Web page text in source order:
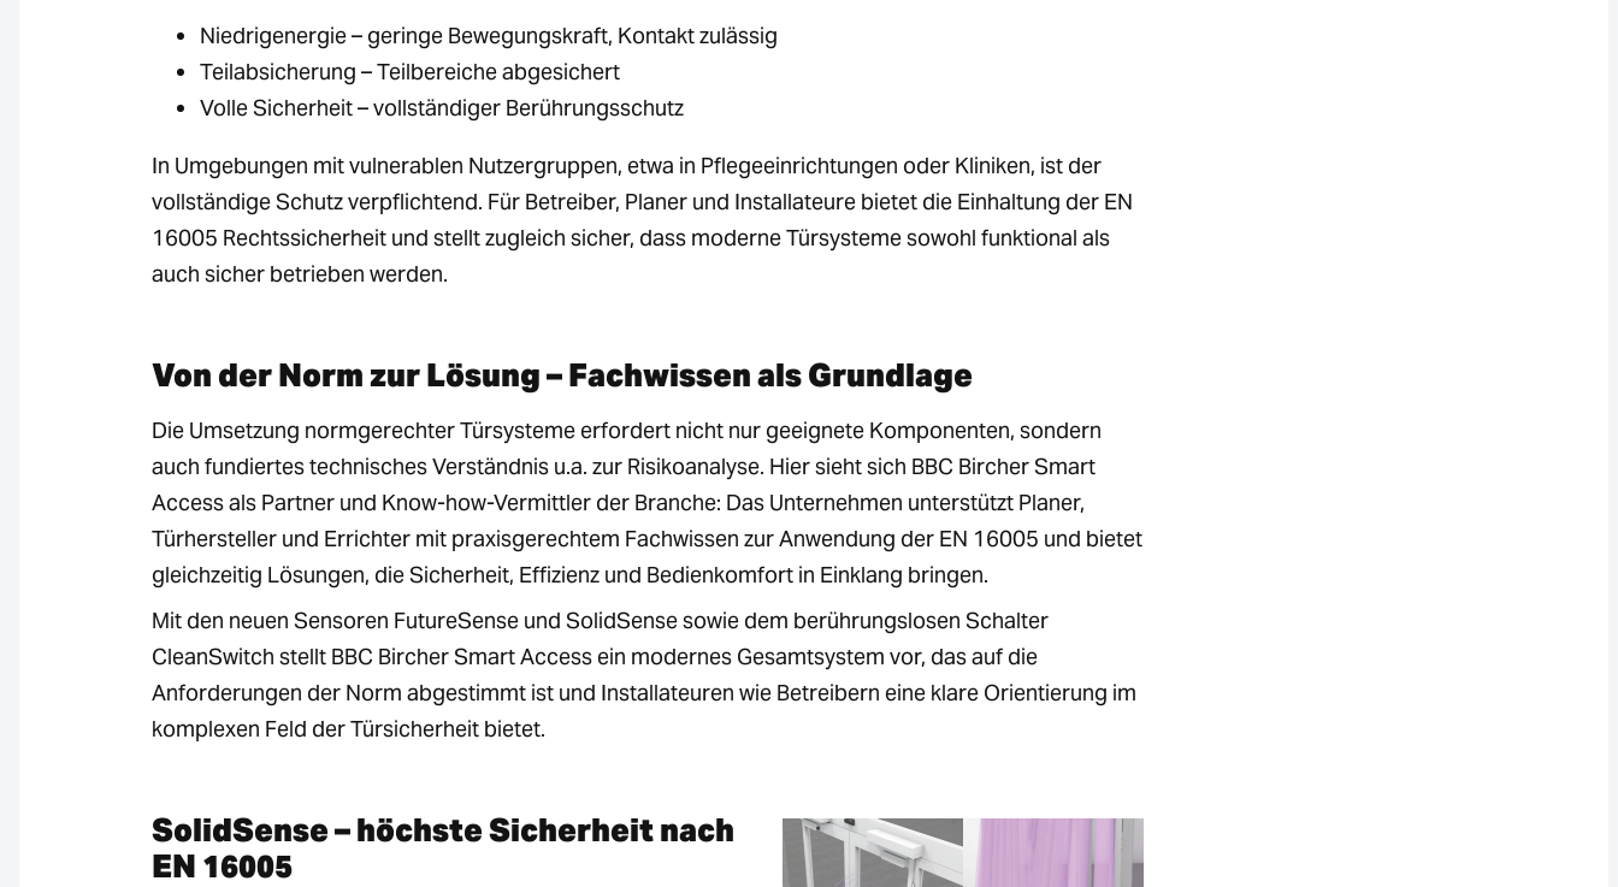
Niedrigenergie – geringe Bewegungskraft, Kontakt zulässig
Teilabsicherung – Teilbereiche abgesichert
Volle Sicherheit – vollständiger Berührungsschutz
In Umgebungen mit vulnerablen Nutzergruppen, etwa in Pflegeeinrichtungen oder Kliniken, ist der
vollständige Schutz verpflichtend. Für Betreiber, Planer und Installateure bietet die Einhaltung der EN
16005 Rechtssicherheit und stellt zugleich sicher, dass moderne Türsysteme sowohl funktional als
auch sicher betrieben werden.
Von der Norm zur Lösung – Fachwissen als Grundlage
Die Umsetzung normgerechter Türsysteme erfordert nicht nur geeignete Komponenten, sondern
auch fundiertes technisches Verständnis u.a. zur Risikoanalyse. Hier sieht sich BBC Bircher Smart
Access als Partner und Know-how-Vermittler der Branche: Das Unternehmen unterstützt Planer,
Türhersteller und Errichter mit praxisgerechtem Fachwissen zur Anwendung der EN 16005 und bietet
gleichzeitig Lösungen, die Sicherheit, Effizienz und Bedienkomfort in Einklang bringen.
Mit den neuen Sensoren FutureSense und SolidSense sowie dem berührungslosen Schalter
CleanSwitch stellt BBC Bircher Smart Access ein modernes Gesamtsystem vor, das auf die
Anforderungen der Norm abgestimmt ist und Installateuren wie Betreibern eine klare Orientierung im
komplexen Feld der Türsicherheit bietet.
SolidSense – höchste Sicherheit nach
EN 16005